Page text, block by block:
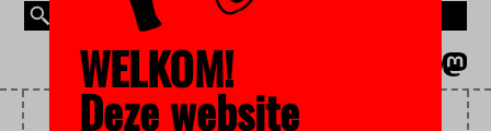
WELKOM!
Deze website